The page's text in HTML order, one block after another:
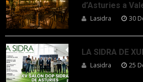
d’Asturies a
Lasidra 30
LA SIDRA DE
Lasidra 25